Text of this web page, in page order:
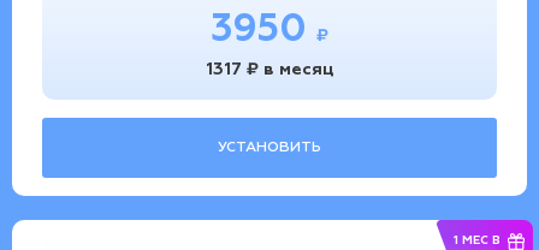
3950
₽
1317 ₽ в месяц
УСТАНОВИТЬ
1 МЕС В